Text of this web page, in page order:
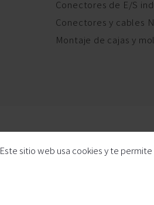
Conectores de E/S
Conectores y cables
Montaje de cajas y
Este sitio web usa cookies y te